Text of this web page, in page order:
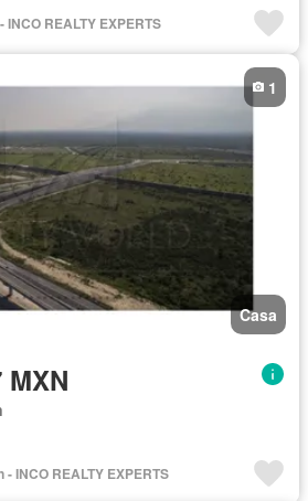
REALTY EXPERTS
Casa
1
MXN
INCO REALTY EXPERTS